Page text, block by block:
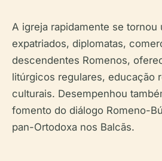
A igreja rapidamente se tornou
expatriados, diplomatas,
descendentes Romenos,
litúrgicos regulares, educação
culturais. Desempenhou
fomento do diálogo Romeno-
pan-Ortodoxa nos Balcãs.